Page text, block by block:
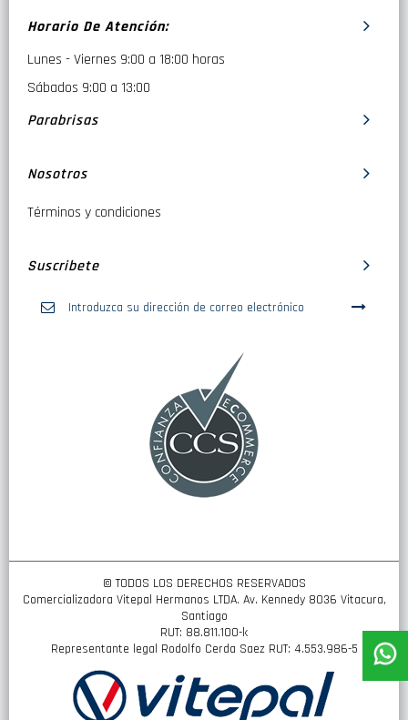
Horario De Atención:
Lunes - Viernes 9:00 a 18:00 horas
Sábados 9:00 a 13:00
Parabrisas
Nosotros
Términos y condiciones
Suscribete
© TODOS LOS DERECHOS RESERVADOS
Comercializadora Vitepal Hermanos LTDA. Av. Kennedy 8036 Vitacura,
Santiago
RUT: 88.811.100-k
Representante legal Rodolfo Cerda Saez RUT: 4.553.986-5